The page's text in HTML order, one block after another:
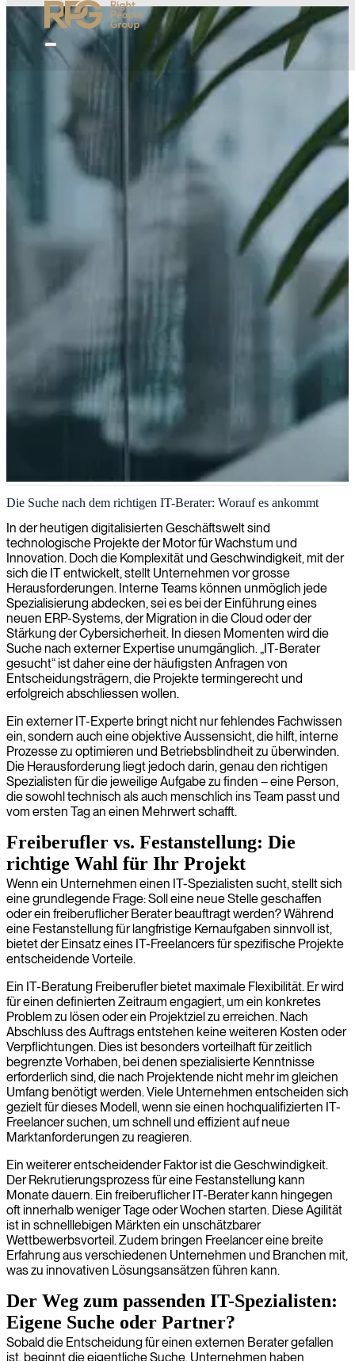
IT-Beratung in Manchester
Wir arbeiten mit IT-Unternehmen in Manchester zusammen, um
Experten für technische Beratung und maßgeschneiderte IT-
Lösungen bereitzustellen, die Innovation und Geschäftswachstum
fördern.
Die Suche nach dem richtigen IT-Berater: Worauf es ankommt
In der heutigen digitalisierten Geschäftswelt sind
technologische Projekte der Motor für Wachstum und
Innovation. Doch die Komplexität und Geschwindigkeit, mit der
sich die IT entwickelt, stellt Unternehmen vor grosse
Herausforderungen. Interne Teams können unmöglich jede
Spezialisierung abdecken, sei es bei der Einführung eines
neuen ERP-Systems, der Migration in die Cloud oder der
Stärkung der Cybersicherheit. In diesen Momenten wird die
Suche nach externer Expertise unumgänglich. „IT-Berater
gesucht“ ist daher eine der häufigsten Anfragen von
Entscheidungsträgern, die Projekte termingerecht und
erfolgreich abschliessen wollen.
Ein externer IT-Experte bringt nicht nur fehlendes Fachwissen
ein, sondern auch eine objektive Aussensicht, die hilft, interne
Prozesse zu optimieren und Betriebsblindheit zu überwinden.
Die Herausforderung liegt jedoch darin, genau den richtigen
Spezialisten für die jeweilige Aufgabe zu finden – eine Person,
die sowohl technisch als auch menschlich ins Team passt und
vom ersten Tag an einen Mehrwert schafft.
Freiberufler vs. Festanstellung: Die
richtige Wahl für Ihr Projekt
Wenn ein Unternehmen einen IT-Spezialisten sucht, stellt sich
eine grundlegende Frage: Soll eine neue Stelle geschaffen
oder ein freiberuflicher Berater beauftragt werden? Während
eine Festanstellung für langfristige Kernaufgaben sinnvoll ist,
bietet der Einsatz eines IT-Freelancers für spezifische Projekte
entscheidende Vorteile.
Ein IT-Beratung Freiberufler bietet maximale Flexibilität. Er wird
für einen definierten Zeitraum engagiert, um ein konkretes
Problem zu lösen oder ein Projektziel zu erreichen. Nach
Abschluss des Auftrags entstehen keine weiteren Kosten oder
Verpflichtungen. Dies ist besonders vorteilhaft für zeitlich
begrenzte Vorhaben, bei denen spezialisierte Kenntnisse
erforderlich sind, die nach Projektende nicht mehr im gleichen
Umfang benötigt werden. Viele Unternehmen entscheiden sich
gezielt für dieses Modell, wenn sie einen hochqualifizierten IT-
Freelancer suchen, um schnell und effizient auf neue
Marktanforderungen zu reagieren.
Ein weiterer entscheidender Faktor ist die Geschwindigkeit.
Der Rekrutierungsprozess für eine Festanstellung kann
Monate dauern. Ein freiberuflicher IT-Berater kann hingegen
oft innerhalb weniger Tage oder Wochen starten. Diese Agilität
ist in schnelllebigen Märkten ein unschätzbarer
Wettbewerbsvorteil. Zudem bringen Freelancer eine breite
Erfahrung aus verschiedenen Unternehmen und Branchen mit,
was zu innovativen Lösungsansätzen führen kann.
Der Weg zum passenden IT-Spezialisten:
Eigene Suche oder Partner?
Sobald die Entscheidung für einen externen Berater gefallen
ist, beginnt die eigentliche Suche. Unternehmen haben